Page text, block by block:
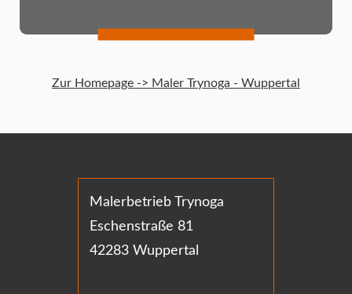
Zur Homepage -> Maler Trynoga - Wuppertal
Malerbetrieb Trynoga
Eschenstraße 81
42283 Wuppertal